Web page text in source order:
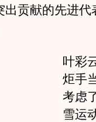
贡献的先进代
叶彩
炬手
考虑
雪运